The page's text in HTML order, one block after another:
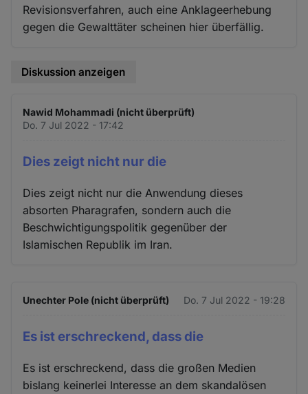
Revisionsverfahren, auch eine Anklageerhebung
gegen die Gewalttäter scheinen hier überfällig.
Diskussion anzeigen
Nawid Mohammadi (nicht überprüft)
Do. 7 Jul 2022 - 17:42
Dies zeigt nicht nur die
Dies zeigt nicht nur die Anwendung dieses
absorten Pharagrafen, sondern auch die
Beschwichtigungspolitik gegenüber der
Islamischen Republik im Iran.
Unechter Pole (nicht überprüft) Do. 7 Jul 2022 - 19:28
Es ist erschreckend, dass die
Es ist erschreckend, dass die großen Medien
bislang keinerlei Interesse an dem skandalösen